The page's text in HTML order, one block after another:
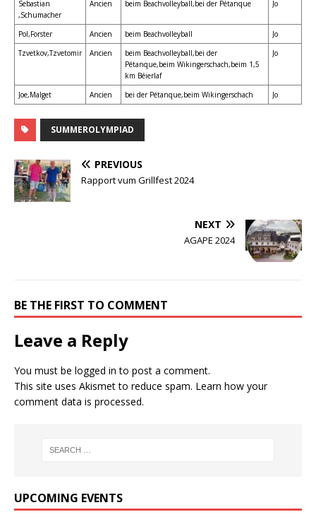
Sebastian
,Schumacher
Ancien beim Beachvolleyball,bei der Pétanque Jo
Pol,Forster Ancien beim Beachvolleyball
Jo
Tzvetkov,Tzvetomir
Ancien
beim Beachvolleyball,bei der
Pétanque,beim Wikingerschach,beim 1,5
km Béierlaf
Jo
Joe,Malget Ancien bei der Pétanque,beim Wikingerschach Jo
SUMMEROLYMPIAD
PREVIOUS
Rapport vum Grillfest 2024
NEXT
AGAPE 2024
BE THE FIRST TO COMMENT
Leave a Reply
You must be logged in to post a comment.
This site uses Akismet to reduce spam. Learn how your
comment data is processed.
UPCOMING EVENTS